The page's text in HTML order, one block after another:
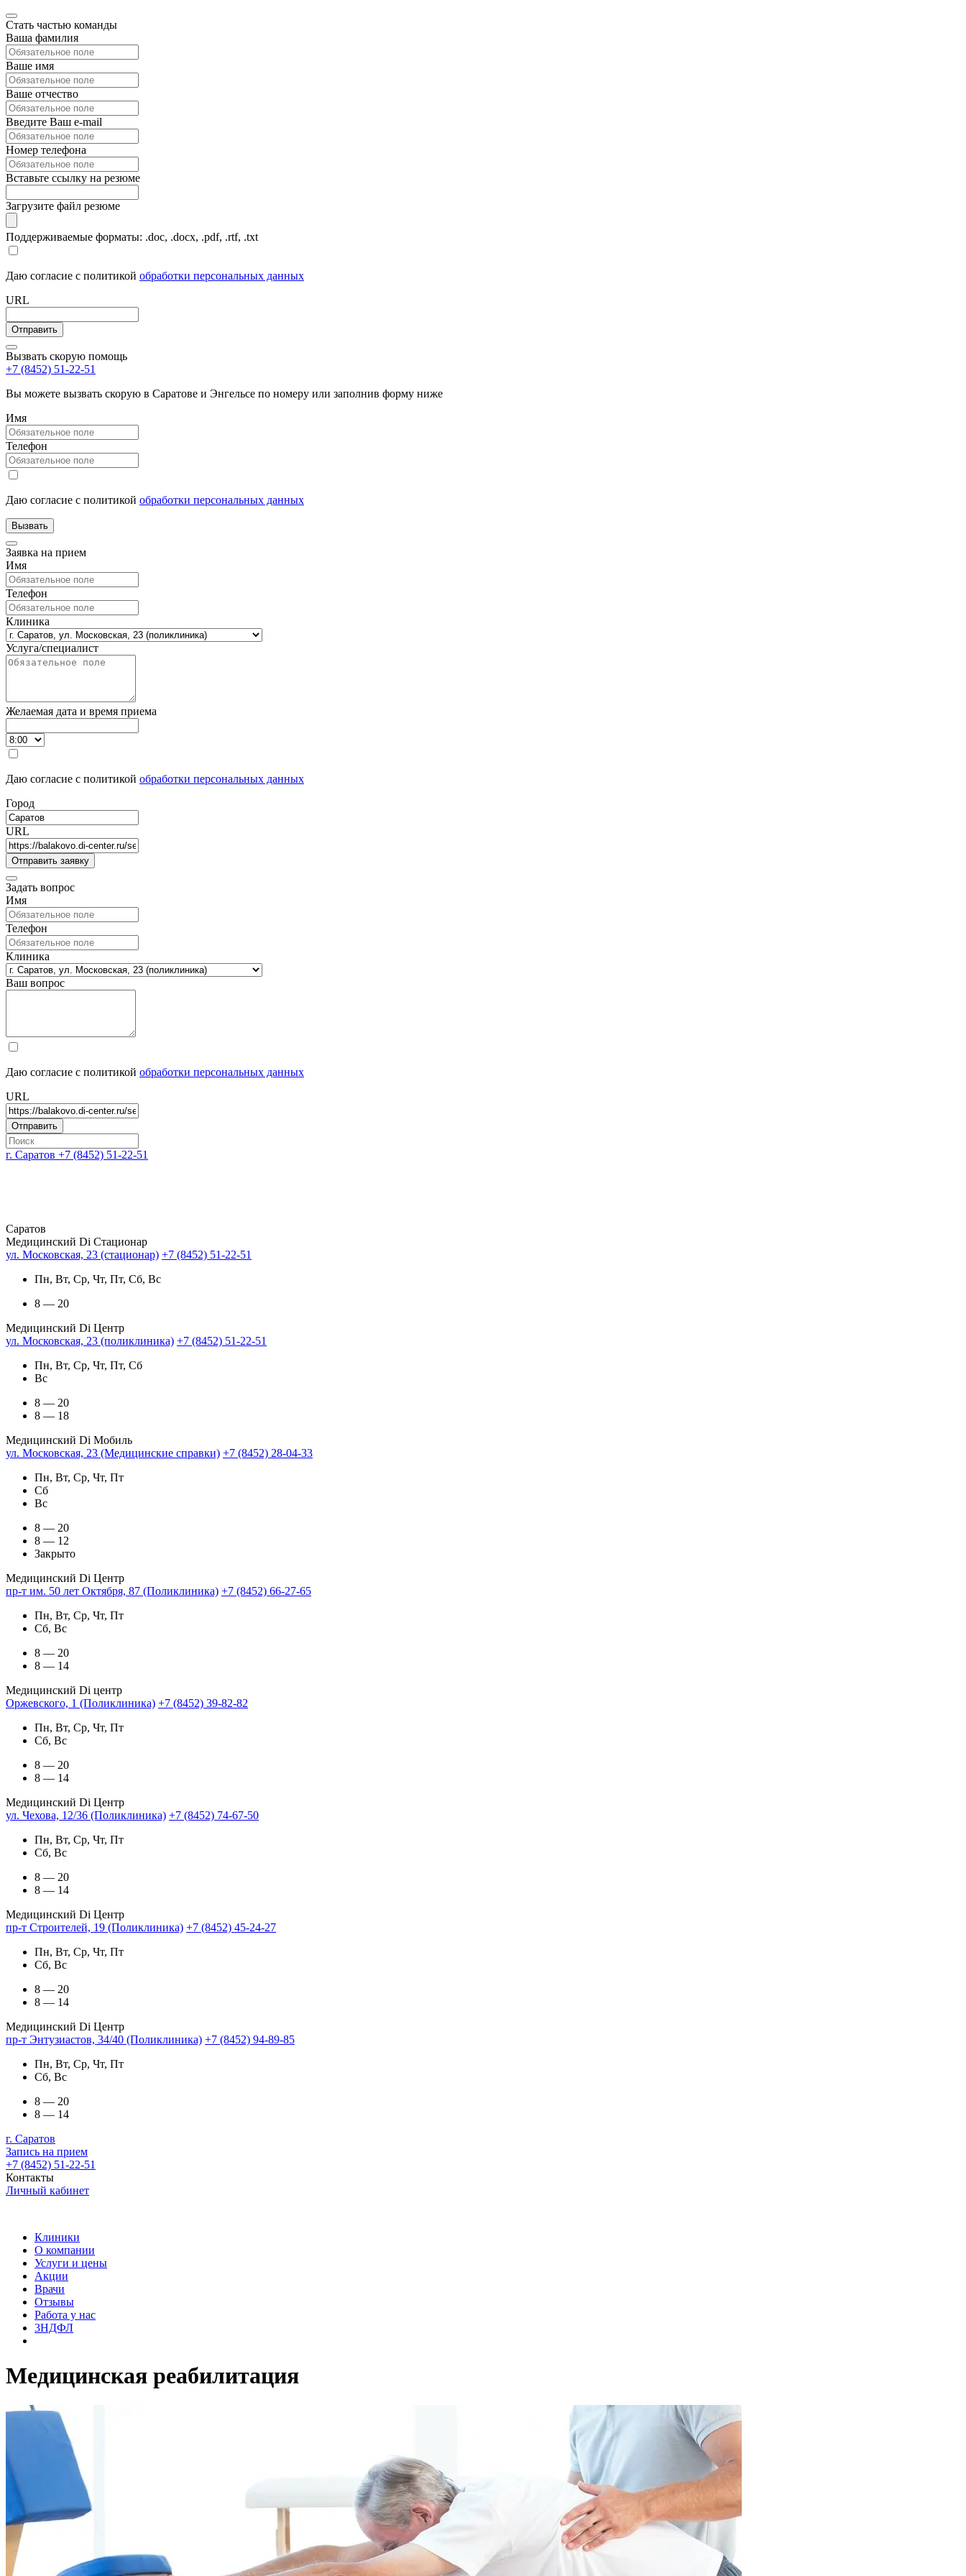
Стать частью команды
Ваша фамилия
Ваше имя
Ваше отчество
Введите Ваш e-mail
Номер телефона
Вставьте ссылку на резюме
Загрузите файл резюме
Поддерживаемые форматы: .doc, .docx, .pdf, .rtf, .txt
Даю согласие с политикой обработки персональных данных
URL
Вызвать скорую помощь
+7 (8452) 51-22-51
Вы можете вызвать скорую в Саратове и Энгельсе по номеру или заполнив форму ниже
Имя
Телефон
Даю согласие с политикой обработки персональных данных
Заявка на прием
Имя
Телефон
Клиника
Услуга/специалист
Желаемая дата и время приема
Даю согласие с политикой обработки персональных данных
Город
URL
Задать вопрос
Имя
Телефон
Клиника
Ваш вопрос
Даю согласие с политикой обработки персональных данных
URL
г. Саратов +7 (8452) 51-22-51
Саратов
Медицинский Di Стационар
ул. Московская, 23 (стационар) +7 (8452) 51-22-51
Пн, Вт, Ср, Чт, Пт, Сб, Вс
8 — 20
Медицинский Di Центр
ул. Московская, 23 (поликлиника) +7 (8452) 51-22-51
Пн, Вт, Ср, Чт, Пт, Сб
Вс
8 — 20
8 — 18
Медицинский Di Мобиль
ул. Московская, 23 (Медицинские справки) +7 (8452) 28-04-33
Пн, Вт, Ср, Чт, Пт
Сб
Вс
8 — 20
8 — 12
Закрыто
Медицинский Di Центр
пр-т им. 50 лет Октября, 87 (Поликлиника) +7 (8452) 66-27-65
Пн, Вт, Ср, Чт, Пт
Сб, Вс
8 — 20
8 — 14
Медицинский Di центр
Оржевского, 1 (Поликлиника) +7 (8452) 39-82-82
Пн, Вт, Ср, Чт, Пт
Сб, Вс
8 — 20
8 — 14
Медицинский Di Центр
ул. Чехова, 12/36 (Поликлиника) +7 (8452) 74-67-50
Пн, Вт, Ср, Чт, Пт
Сб, Вс
8 — 20
8 — 14
Медицинский Di Центр
пр-т Строителей, 19 (Поликлиника) +7 (8452) 45-24-27
Пн, Вт, Ср, Чт, Пт
Сб, Вс
8 — 20
8 — 14
Медицинский Di Центр
пр-т Энтузиастов, 34/40 (Поликлиника) +7 (8452) 94-89-85
Пн, Вт, Ср, Чт, Пт
Сб, Вс
8 — 20
8 — 14
г. Саратов
Запись на прием
+7 (8452) 51-22-51
Контакты
Личный кабинет
Клиники
О компании
Услуги и цены
Акции
Врачи
Отзывы
Работа у нас
3НДФЛ
Медицинская реабилитация